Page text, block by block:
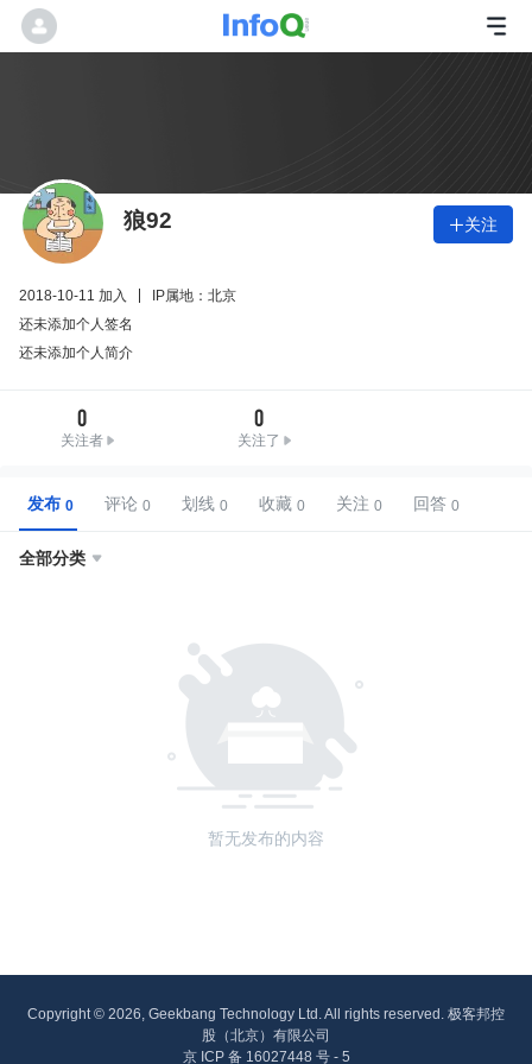
狼92 关注
2018-10-11 加入
IP属地：北京
还未添加个人签名
还未添加个人简介
0
关注者
0
关注了
发布 评论 划线 收藏 关注 回答
全部分类 
暂无发布的内容
Copyright © 2026, Geekbang Technology Ltd. All rights reserved. 极客邦控
股（北京）有限公司
京 ICP 备 16027448 号 - 5